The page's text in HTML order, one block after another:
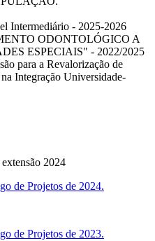
Intermediário - 2025-2026
ODONTOLÓGICO A
ESPECIAIS" - 2022/2025
para a Revalorização de
Integração Universidade-
de Projetos de 2024.
de Projetos de 2023.